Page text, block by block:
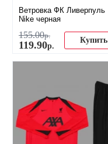
Ветровка ФК Ливерпуль
Nike черная
155.00р.
119.90р.
Купить